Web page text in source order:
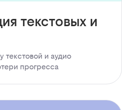
текстовых и
текстовой и аудио
прогресса